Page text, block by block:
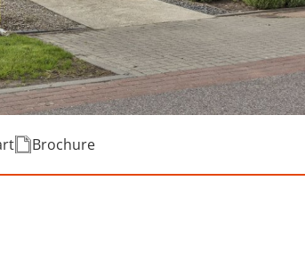
Brochure
45a, Boerakker